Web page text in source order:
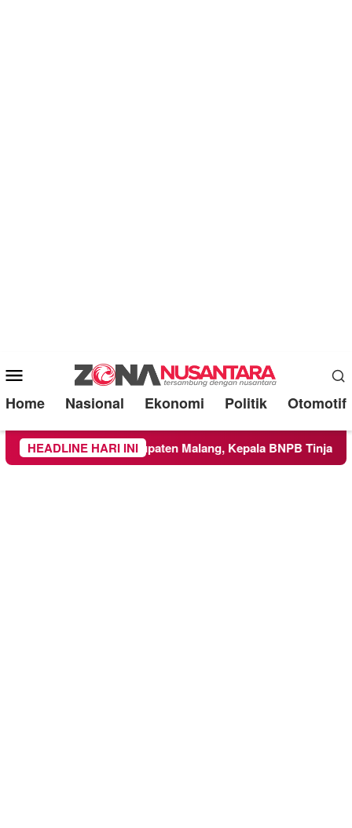
Mobile
Menu
Home Nasional Ekonomi Politik Otomotif
HEADLINE HARI INI
Wilayah Kabupaten Malang, Kepala BNPB Tinjau Langsung